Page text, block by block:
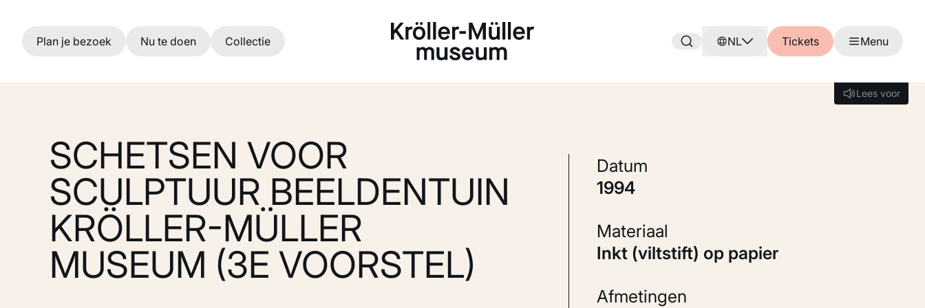
Ga naar hoofdinhoud
Plan je bezoek Nu te doen Collectie NL Tickets Menu
Lees voor
Lees voor
SCHETSEN VOOR
SCULPTUUR BEELDENTUIN
KRÖLLER-MÜLLER
MUSEUM (3E VOORSTEL)
Datum
1994
Materiaal
Inkt (viltstift) op papier
Afmetingen